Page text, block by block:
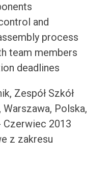
and
process
team members
deadlines
Zespół Szkół
Polska,
Czerwiec 2013
z zakresu